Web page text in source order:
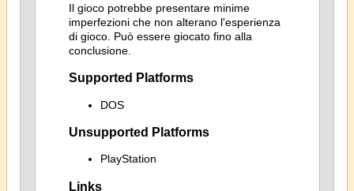
Il gioco potrebbe presentare minime
imperfezioni che non alterano l'esperienza
di gioco. Può essere giocato fino alla
conclusione.
Supported Platforms
DOS
Unsupported Platforms
PlayStation
Links